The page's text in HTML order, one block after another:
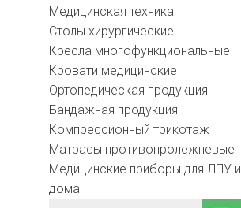
Медицинская техника
Столы хирургические
Кресла многофункциональные
Кровати медицинские
Ортопедическая продукция
Бандажная продукция
Компрессионный трикотаж
Матрасы противопролежневые
Медицинские приборы для ЛПУ и
дома